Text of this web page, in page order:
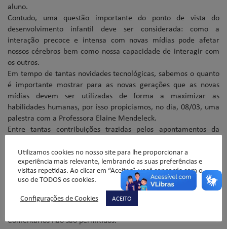
aluno.
Contudo, uma questão importante do ponto de vista do
desenvolvimento infantil deve ser considerada: como a
interação precoce e intensa com novas mídias pode afetar
nossos cérebros bem como nossa capacidade de interagir com
os outros.
Em tempo de tantas novidades tecnológicas, sabemos o quanto
é importante mostrar para as novas gerações que as novas
mídias devem ser utilizadas de forma a maximizar as
habilidades humanas, por isso propiciamos, no dia, 08/03, uma
palestra com a Professora Elaine Mendeleck.
Entre tantas contribuições trazidas pelos apontamentos da
potencializar nossas habilidades.
Equipe Pedagógica do Ensino Fundamental 2
Comentários não são permitidos.
Utilizamos cookies no nosso site para lhe proporcionar a
experiência mais relevante, lembrando as suas preferências e
visitas repetidas. Ao clicar em “Aceitar”, você concorda com o
uso de TODOS os cookies.
Configurações de Cookies
ACEITO